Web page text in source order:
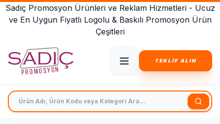
Sadıç Promosyon Ürünleri ve Reklam Hizmetleri - Ucuz
ve En Uygun Fiyatlı Logolu & Baskılı Promosyon Ürün
Çeşitleri
TEKLİF ALIN
Ürün Adı, Ürün Kodu veya Kategori Ara